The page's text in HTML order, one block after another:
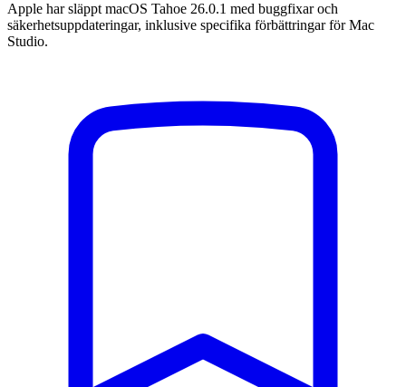
Apple har släppt macOS Tahoe 26.0.1 med buggfixar och
säkerhetsuppdateringar, inklusive specifika förbättringar för Mac
Studio.